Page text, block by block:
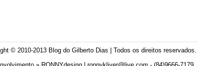
© 2010-2013 Blog do Gilberto Dias | Todos os direitos reservados.